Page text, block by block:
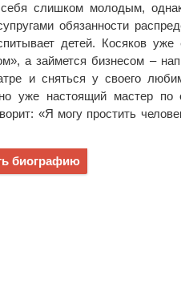
слишком молодым,
обязанности
детей. Косяков уже
а займется бизнесом –
и сняться у своего
уже настоящий мастер по
«Я могу простить
биографию